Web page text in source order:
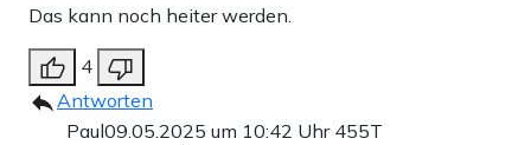
Das kann noch heiter werden.
4
Antworten
Paul09.05.2025 um 10:42 Uhr 455T